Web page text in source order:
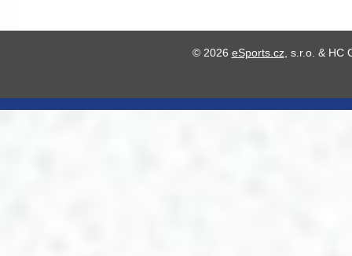
© 2026 eSports.cz, s.r.o. & HC